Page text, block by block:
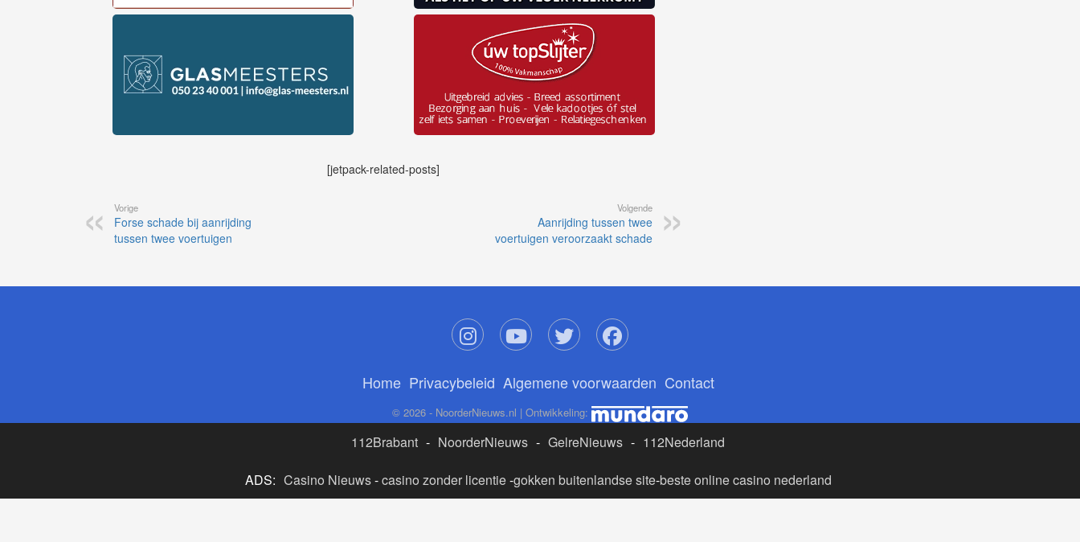
[jetpack-related-posts]
Vorige
Forse schade bij aanrijding
tussen twee voertuigen
Volgende
Aanrijding tussen twee
voertuigen veroorzaakt schade
Home Privacybeleid Algemene voorwaarden Contact
© 2026 - NoorderNieuws.nl | Ontwikkeling:
112Brabant - NoorderNieuws - GelreNieuws - 112Nederland
ADS: Casino Nieuws-casino zonder licentie-gokken buitenlandse site-beste online casino nederland